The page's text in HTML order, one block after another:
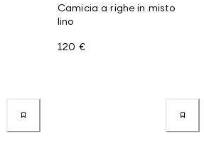
Camicia a righe in misto
lino
120 €